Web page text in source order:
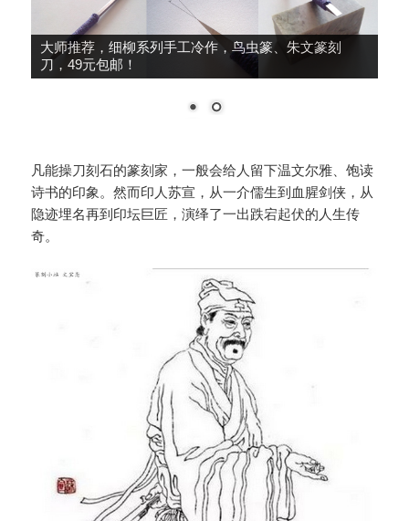
大师推荐，细柳系列手工冷作，鸟虫篆、朱文篆刻
刀，49元包邮！
凡能操刀刻石的篆刻家，一般会给人留下温文尔雅、饱读
诗书的印象。然而印人苏宣，从一介儒生到血腥剑侠，从
隐迹埋名再到印坛巨匠，演绎了一出跌宕起伏的人生传
奇。